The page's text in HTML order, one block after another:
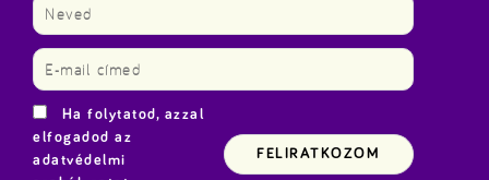
Ha folytatod, azzal
elfogadod az
adatvédelmi